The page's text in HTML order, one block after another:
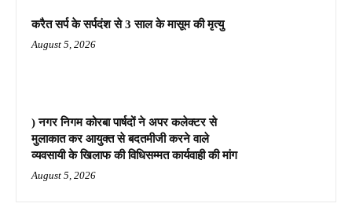
करैत सर्प के सर्पदंश से 3 साल के मासूम की मृत्यु
August 5, 2026
) नगर निगम कोरबा पार्षदों ने अपर कलेक्टर से
मुलाकात कर आयुक्त से बदतमीजी करने वाले
व्यवसायी के खिलाफ की विधिसम्मत कार्यवाही की मांग
August 5, 2026